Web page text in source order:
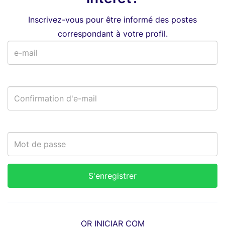
Inscrivez-vous pour être informé des postes
correspondant à votre profil.
OR INICIAR COM